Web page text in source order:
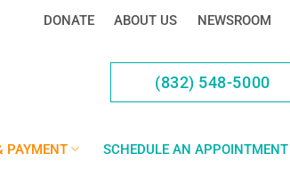
DONATE ABOUT US NEWSROOM
(832) 548-5000
PAYMENT SCHEDULE AN APPOINTMENT